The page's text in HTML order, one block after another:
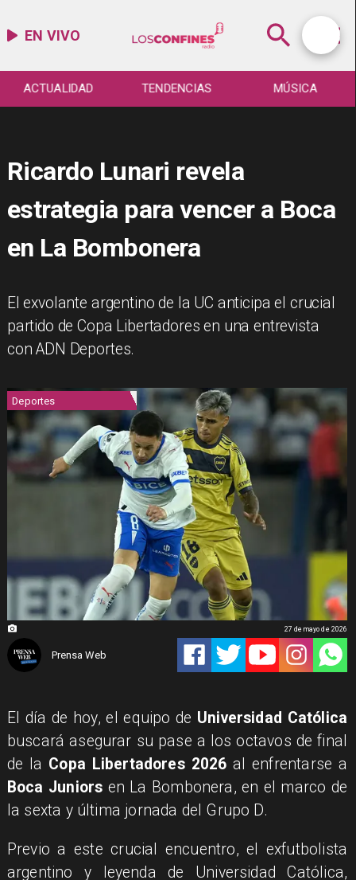
EN VIVO
ACTUALIDAD TENDENCIAS MÚSICA
Ricardo Lunari revela
estrategia para vencer a Boca
en La Bombonera
El exvolante argentino de la UC anticipa el crucial
partido de Copa Libertadores en una entrevista
con ADN Deportes.
Deportes
Prensa Web
27 de mayo de 2026
El día de hoy, el equipo de Universidad Católica
buscará asegurar su pase a los octavos de final
de la Copa Libertadores 2026 al enfrentarse a
Boca Juniors en La Bombonera, en el marco de
la sexta y última jornada del Grupo D.
Previo a este crucial encuentro, el exfutbolista
argentino y leyenda de Universidad Católica,